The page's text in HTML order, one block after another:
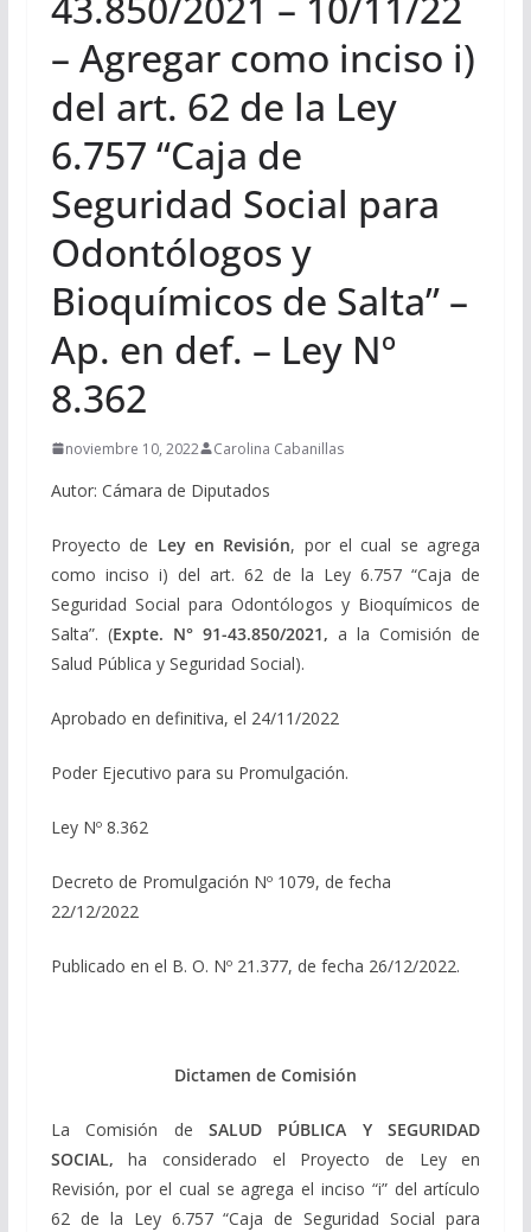
– Agregar como inciso i)
del art. 62 de la Ley
6.757 “Caja de
Seguridad Social para
Odontólogos y
Bioquímicos de Salta” –
Ap. en def. – Ley Nº
8.362
noviembre 10, 2022 Carolina Cabanillas
Autor: Cámara de Diputados
Proyecto de Ley en Revisión, por el cual se agrega
como inciso i) del art. 62 de la Ley 6.757 “Caja de
Seguridad Social para Odontólogos y Bioquímicos de
Salta”. (Expte. N° 91-43.850/2021,a la Comisión de
Salud Pública y Seguridad Social).
Aprobado en definitiva, el 24/11/2022
Poder Ejecutivo para su Promulgación.
Ley Nº 8.362
Decreto de Promulgación Nº 1079, de fecha
22/12/2022
Publicado en el B. O. Nº 21.377, de fecha 26/12/2022.
Dictamen de Comisión
La Comisión de SALUD PÚBLICA Y SEGURIDAD
SOCIAL,ha considerado el Proyecto de Ley en
Revisión, por el cual se agrega el inciso “i” del artículo
62 de la Ley 6.757 “Caja de Seguridad Social para